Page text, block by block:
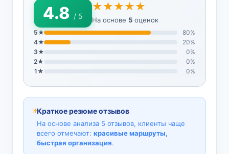
4.8 / 5
★★★★★
На основе 5 оценок
5★
80%
4★
20%
3★
0%
2★
0%
1★
0%
Краткое резюме отзывов
На основе анализа 5 отзывов, клиенты чаще
всего отмечают:красивые маршруты,
быстрая организация.